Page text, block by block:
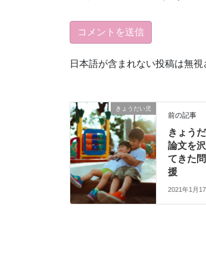
日本語が含まれない投稿は無
きょうだい児
前の記事
きょう
論文を
てきた
援
2021年1月